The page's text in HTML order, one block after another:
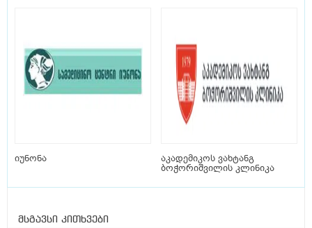
იუნონა
აკადემიკოს ვახტანგ
ბოჭორიშვილის კლინიკა
მსგავსი კითხვები